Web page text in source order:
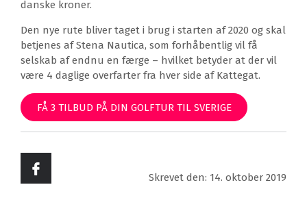
danske kroner.
Den nye rute bliver taget i brug i starten af 2020 og skal
betjenes af Stena Nautica, som forhåbentlig vil få
selskab af endnu en færge – hvilket betyder at der vil
være 4 daglige overfarter fra hver side af Kattegat.
FÅ 3 TILBUD PÅ DIN GOLFTUR TIL SVERIGE
Skrevet den: 14. oktober 2019